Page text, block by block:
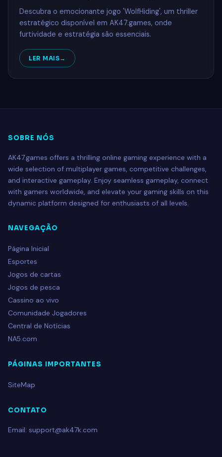
Descubra o emocionante jogo 'WolfHiding', um thriller
estratégico disponível em AK47.games, onde
furtividade e estratégia são essenciais.
LER MAIS
SOBRE NÓS
AK47.games offers a thrilling online gaming experience with a
wide selection of multiplayer games, competitive challenges,
and interactive gameplay. Enjoy seamless gameplay, connect
with gamers worldwide, and elevate your gaming skills on this
dynamic platform designed for enthusiasts of all levels.
NAVEGAÇÃO
Página Inicial
Esportes
Jogos de cartas
Jogos de pesca
Cassino ao vivo
Comunidade Jogadores
Central de Notícias
NA5.com
PÁGINAS IMPORTANTES
SiteMap
CONTATO
Email: support@ak47k.com